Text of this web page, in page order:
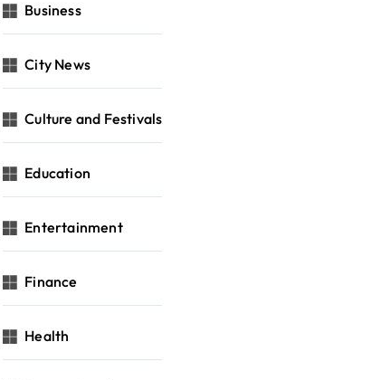
Business
City News
Culture and Festivals
Education
Entertainment
Finance
Health